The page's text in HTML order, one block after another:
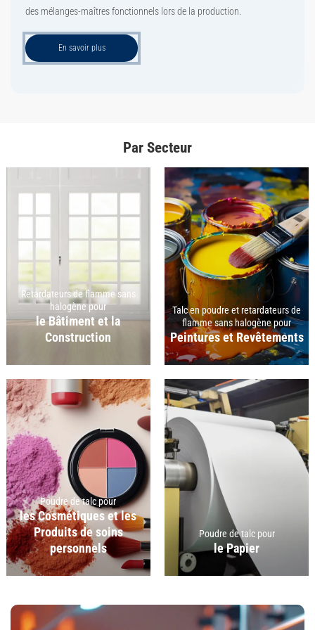
des mélanges-maîtres fonctionnels lors de la production.
En savoir plus
aliments.
Par Secteur
Retardateurs de flamme sans
halogène pour
le Bâtiment et la
Construction
Talc en poudre et retardateurs de
flamme sans halogène pour
Peintures et Revêtements
Poudre de talc pour
les Cosmétiques et les
Produits de soins
personnels
Poudre de talc pour
le Papier